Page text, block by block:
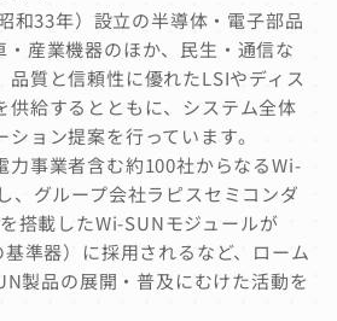
和33年）設立の半導体・電子部品
・産業機器のほか、民生・通信な
品質と信頼性に優れたLSIやディス
供給するとともに、システム全体
ョン提案を行っています。
力事業者含む約100社からなるWi-
、グループ会社ラピスセミコンダ
搭載したWi-SUNモジュールが
準器）に採用されるなど、ローム
製品の展開・普及にむけた活動を